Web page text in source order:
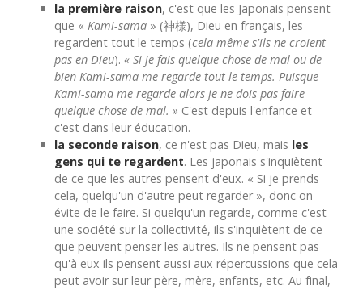
la première raison, c'est que les Japonais pensent
que « Kami-sama » (神様), Dieu en français, les
regardent tout le temps (cela même s'ils ne croient
pas en Dieu). « Si je fais quelque chose de mal ou de
bien Kami-sama me regarde tout le temps. Puisque
Kami-sama me regarde alors je ne dois pas faire
quelque chose de mal. » C'est depuis l'enfance et
c'est dans leur éducation.
la seconde raison, ce n'est pas Dieu, mais les
gens qui te regardent. Les japonais s'inquiètent
de ce que les autres pensent d'eux. « Si je prends
cela, quelqu'un d'autre peut regarder », donc on
évite de le faire. Si quelqu'un regarde, comme c'est
une société sur la collectivité, ils s'inquiètent de ce
que peuvent penser les autres. Ils ne pensent pas
qu'à eux ils pensent aussi aux répercussions que cela
peut avoir sur leur père, mère, enfants, etc. Au final,